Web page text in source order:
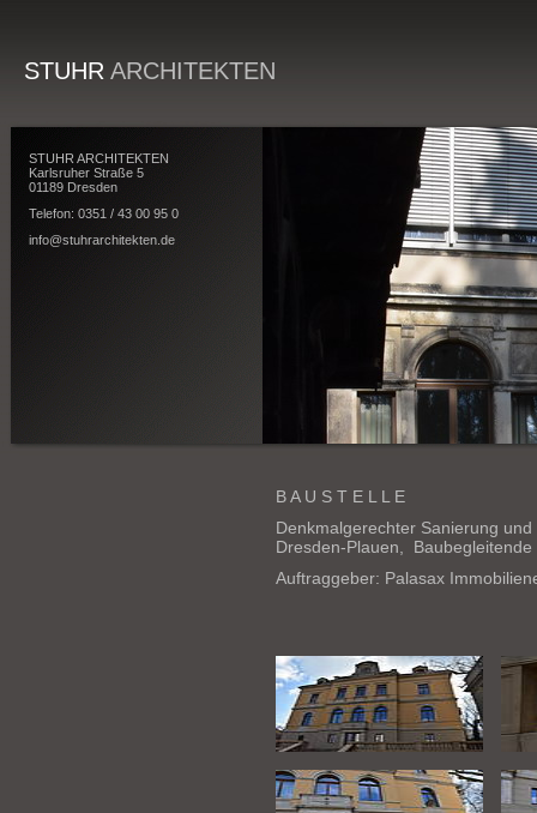
STUHR ARCHITEKTEN
STUHR ARCHITEKTEN
Karlsruher Straße 5
01189 Dresden
Telefon: 0351 / 43 00 95 0
info@stuhrarchitekten.de
B A U S T E L L E
Denkmalgerechter Sanierung
Dresden-Plauen, Baubegleitende
Auftraggeber: Palasax